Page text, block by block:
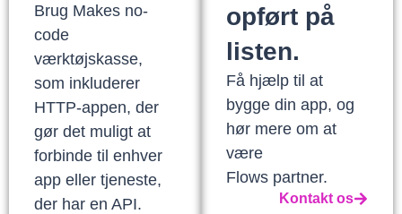
Brug Makes no-
code
værktøjskasse,
som inkluderer
HTTP-appen, der
gør det muligt at
forbinde til enhver
app eller tjeneste,
der har en API.
opført på
listen.
Få hjælp til at
bygge din app, og
hør mere om at
være
Flows partner.
Kontakt os